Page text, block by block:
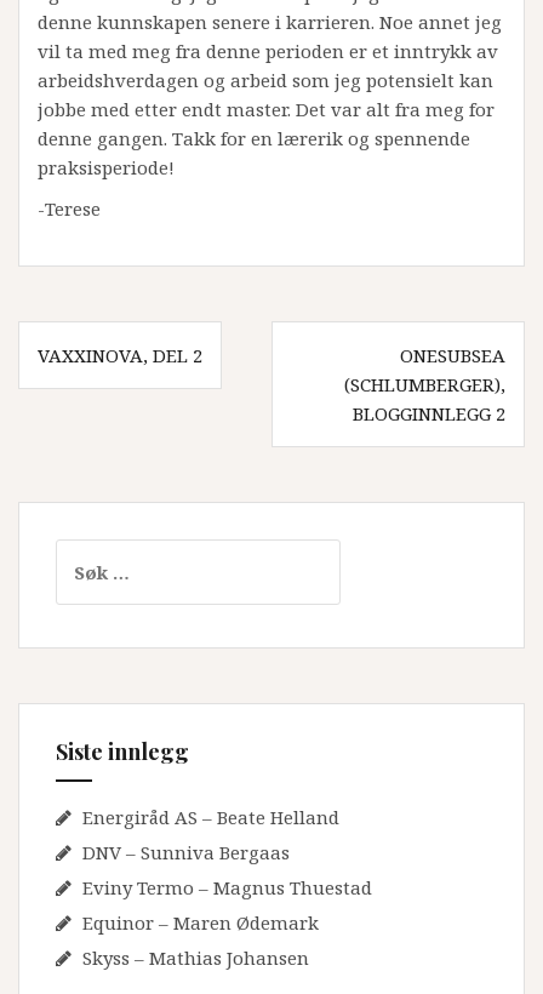
denne kunnskapen senere i karrieren. Noe annet jeg
vil ta med meg fra denne perioden er et inntrykk av
arbeidshverdagen og arbeid som jeg potensielt kan
jobbe med etter endt master. Det var alt fra meg for
denne gangen. Takk for en lærerik og spennende
praksisperiode!
-Terese
Innleggsnavigasjon
VAXXINOVA, DEL 2
ONESUBSEA
(SCHLUMBERGER),
BLOGGINNLEGG 2
etter:
Siste innlegg
Energiråd AS – Beate Helland
DNV – Sunniva Bergaas
Eviny Termo – Magnus Thuestad
Equinor – Maren Ødemark
Skyss – Mathias Johansen